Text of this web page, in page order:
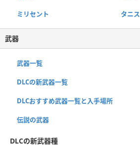
ミリセント タニス
武器
武器一覧
DLCの新武器一覧
DLCおすすめ武器一覧と入手場所
伝説の武器
DLCの新武器種